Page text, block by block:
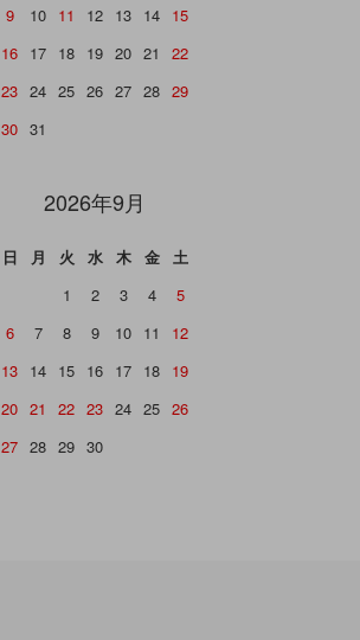
9
10 11 12 13 14 15
16 17 18 19 20 21
22
23 24 25 26 27 28 29
30 31
2026年9月
日 月 火 水 木 金
土
1
2 3 4
5
6
7 8 9 10 11
12
13 14 15 16 17 18 19
20 21 22 23 24 25 26
27 28 29 30